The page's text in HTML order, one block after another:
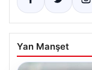
Yan Manşet